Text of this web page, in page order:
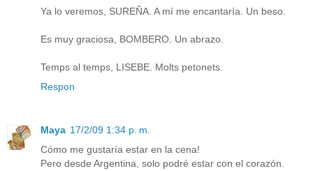
Ya lo veremos, SUREÑA. A mí me encantaría. Un beso.
Es muy graciosa, BOMBERO. Un abrazo.
Temps al temps, LISEBE. Molts petonets.
Respon
Maya 17/2/09 1:34 p. m.
Cómo me gustaría estar en la cena!
Pero desde Argentina, solo podré estar con el corazón.